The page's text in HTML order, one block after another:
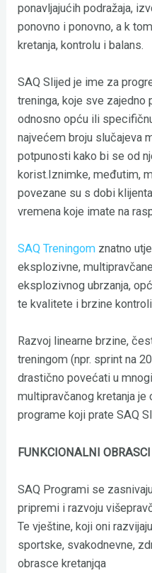
ponavljajućih podražaja,
ponovno i ponovno, a k
kretanja, kontrolu i balans.
SAQ Slijed je ime za
treninga, koje sve zajedno
odnosno opću ili
najvećem broju slučajeva
potpunosti kako bi se od
korist.Iznimke, međutim,
povezane su s dobi
vremena koje imate na
SAQ Treningom znatno
eksplozivne,
eksplozivnog ubrzanja,
te kvalitete i brzine
Razvoj linearne brzine,
treningom (npr. sprint na
drastično povećati u
multipravčanog kretanja je
programe koji prate SAQ
FUNKCIONALNI
SAQ Programi se
pripremi i razvoju
Te vještine, koji oni
sportske, svakodnevne,
obrasce kretanjqa